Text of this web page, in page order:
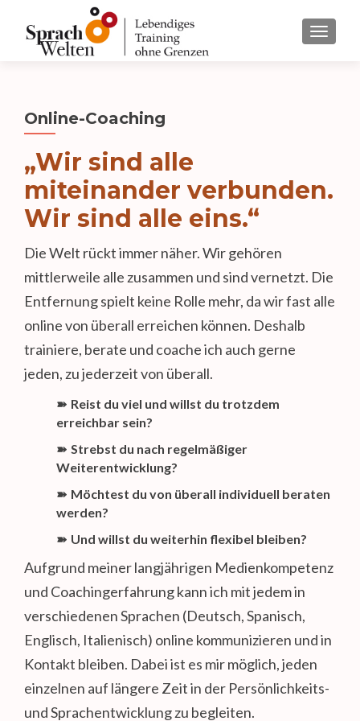
Online-Coaching
„Wir sind alle
miteinander verbunden.
Wir sind alle eins.“
Die Welt rückt immer näher. Wir gehören
mittlerweile alle zusammen und sind vernetzt. Die
Entfernung spielt keine Rolle mehr, da wir fast alle
online von überall erreichen können. Deshalb
trainiere, berate und coache ich auch gerne
jeden, zu jederzeit von überall.
➽ Reist du viel und willst du trotzdem
erreichbar sein?
➽ Strebst du nach regelmäßiger
Weiterentwicklung?
➽ Möchtest du von überall individuell beraten
werden?
➽ Und willst du weiterhin flexibel bleiben?
Aufgrund meiner langjährigen Medienkompetenz
und Coachingerfahrung kann ich mit jedem in
verschiedenen Sprachen (Deutsch, Spanisch,
Englisch, Italienisch) online kommunizieren und in
Kontakt bleiben. Dabei ist es mir möglich, jeden
einzelnen auf längere Zeit in der Persönlichkeits-
und Sprachentwicklung zu begleiten.